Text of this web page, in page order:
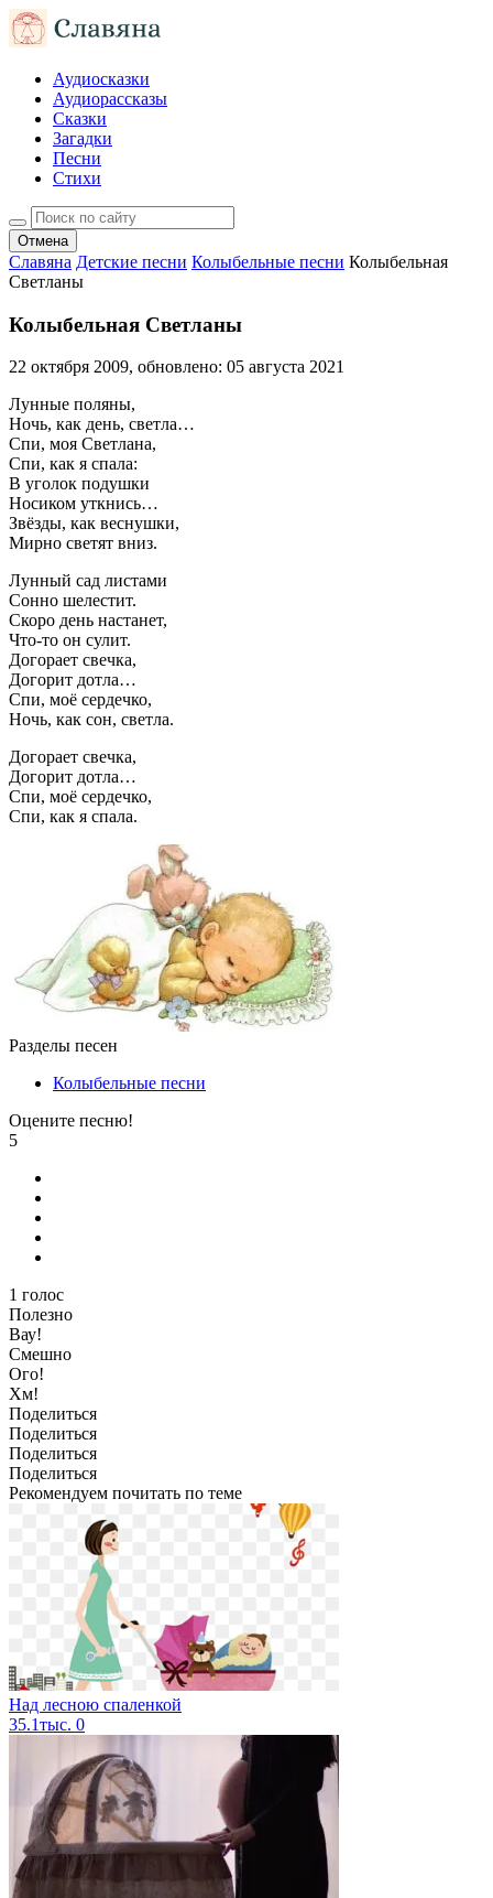
Аудиосказки
Аудиорассказы
Сказки
Загадки
Песни
Стихи
Отмена
Славяна Детские песни Колыбельные песни Колыбельная
Светланы
Колыбельная Светланы
22 октября 2009, обновлено: 05 августа 2021
Лунные поляны,
Ночь, как день, светла…
Спи, моя Светлана,
Спи, как я спала:
В уголок подушки
Носиком уткнись…
Звёзды, как веснушки,
Мирно светят вниз.
Лунный сад листами
Сонно шелестит.
Скоро день настанет,
Что-то он сулит.
Догорает свечка,
Догорит дотла…
Спи, моё сердечко,
Ночь, как сон, светла.
Догорает свечка,
Догорит дотла…
Спи, моё сердечко,
Спи, как я спала.
Разделы песен
Колыбельные песни
Оцените песню!
5
1 голос
Полезно
Вау!
Смешно
Ого!
Хм!
Поделиться
Поделиться
Поделиться
Поделиться
Рекомендуем почитать по теме
Над лесною спаленкой
35.1тыс. 0